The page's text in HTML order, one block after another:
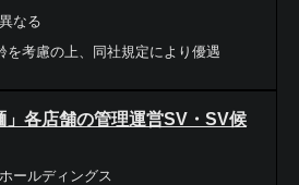
なる
を考慮の上、同社規定により優遇
」各店舗の管理運営SV・SV候
ールディングス